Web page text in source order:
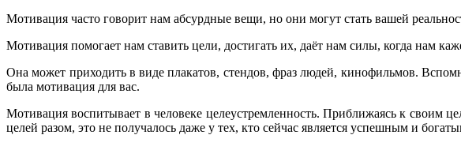
Мотивация часто говорит нам абсурдные вещи, но они могут стать вашей
Мотивация помогает нам ставить цели, достигать их, даёт нам силы, когда нам
Она может приходить в виде плакатов, стендов, фраз людей, кинофильмов.
была мотивация для вас.
Мотивация воспитывает в человеке целеустремленность. Приближаясь к своим
целей разом, это не получалось даже у тех, кто сейчас является успешным и